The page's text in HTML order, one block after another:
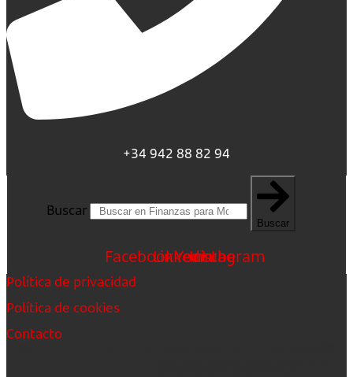
+34 942 88 82 94
Buscar
Buscar
FacebookLinkedin
Youtube
Instagram
Política de privacidad
Política de cookies
Contacto